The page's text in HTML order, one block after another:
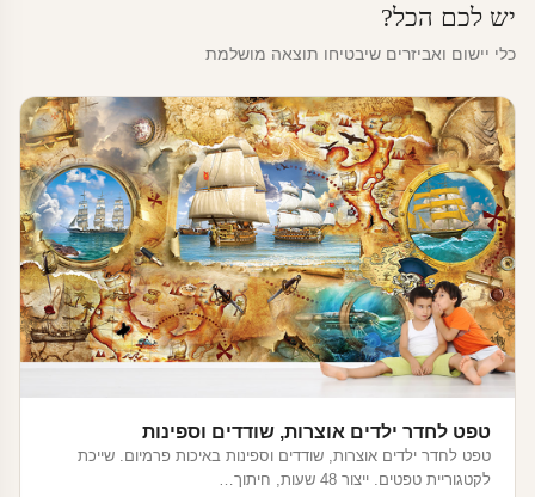
יש לכם הכל?
כלי יישום ואביזרים שיבטיחו תוצאה מושלמת
טפט לחדר ילדים אוצרות, שודדים וספינות
טפט לחדר ילדים אוצרות, שודדים וספינות באיכות פרמיום. שייכת
לקטגוריית טפטים. ייצור 48 שעות, חיתוך…